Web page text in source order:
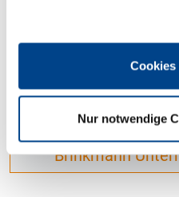
Cookies
Nur notwendige
DEHOGA
Brinkmann